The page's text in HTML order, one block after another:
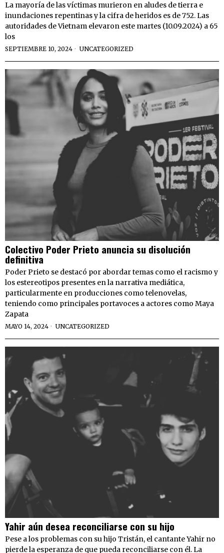
La mayoría de las víctimas murieron en aludes de tierra e
inundaciones repentinas y la cifra de heridos es de 752. Las
autoridades de Vietnam elevaron este martes (10.09.2024) a 65
los
SEPTIEMBRE 10, 2024 UNCATEGORIZED
Colectivo Poder Prieto anuncia su disolución
definitiva
Poder Prieto se destacó por abordar temas como el racismo y
los estereotipos presentes en la narrativa mediática,
particularmente en producciones como telenovelas,
teniendo como principales portavoces a actores como Maya
Zapata
MAYO 14, 2024 UNCATEGORIZED
Yahir aún desea reconciliarse con su hijo
Pese a los problemas con su hijo Tristán, el cantante Yahir no
pierde la esperanza de que pueda reconciliarse con él. La